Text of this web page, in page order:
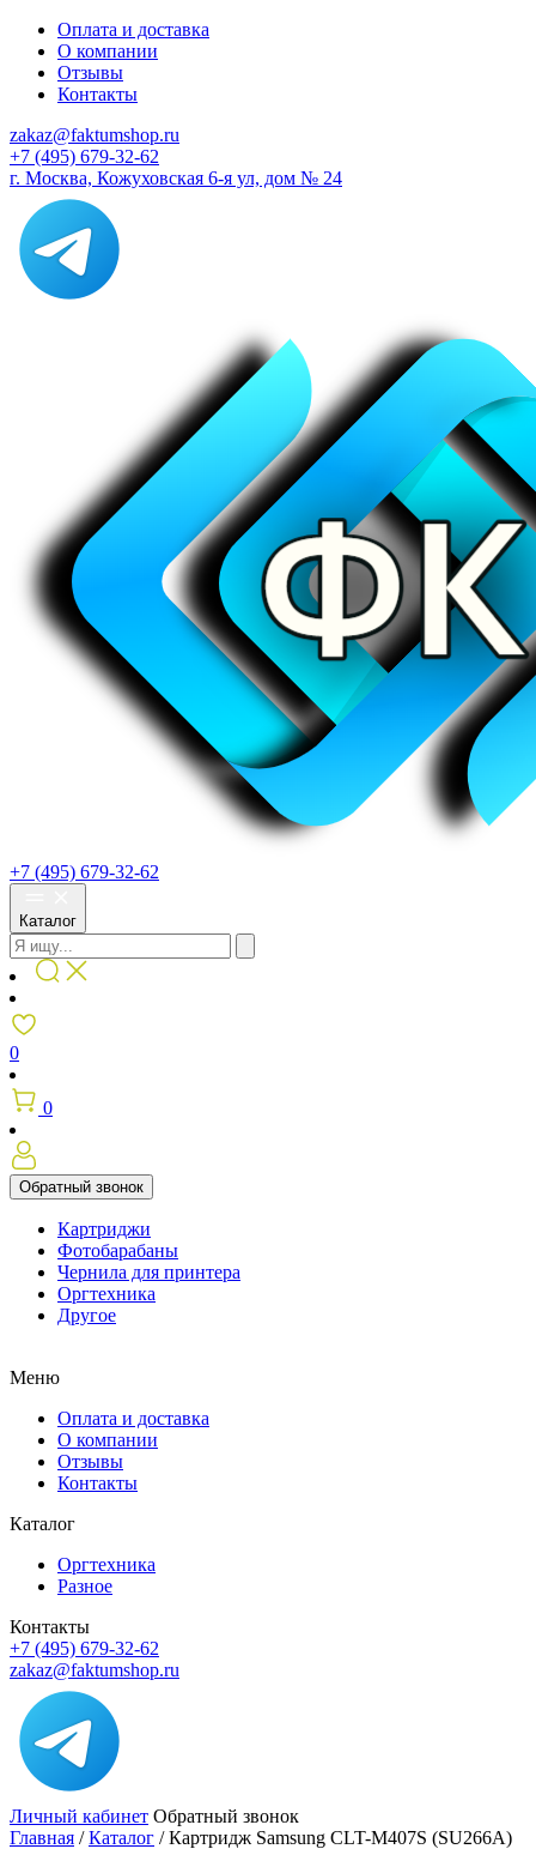
Оплата и доставка
О компании
Отзывы
Контакты
zakaz@faktumshop.ru
+7 (495) 679-32-62
г. Москва, Кожуховская 6-я ул, дом № 24
+7 (495) 679-32-62
Каталог
0
0
Обратный звонок
Картриджи
Фотобарабаны
Чернила для принтера
Оргтехника
Другое
Меню
Оплата и доставка
О компании
Отзывы
Контакты
Каталог
Оргтехника
Разное
Контакты
+7 (495) 679-32-62
zakaz@faktumshop.ru
Личный кабинет Обратный звонок
Главная /Каталог /Картридж Samsung CLT-M407S (SU266A)